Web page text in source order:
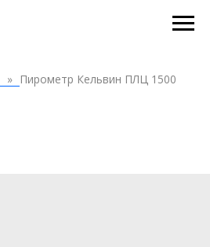
Пирометр Кельвин ПЛЦ 1500